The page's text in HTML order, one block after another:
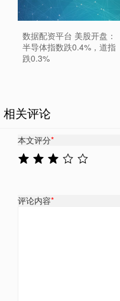
数据配资平台 美股开盘：
半导体指数跌0.4%，道指
跌0.3%
相关评论
本文评分*
评论内容*